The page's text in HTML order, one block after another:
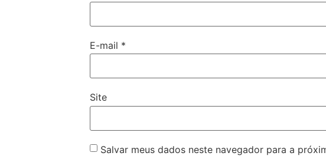
E-mail *
Site
Salvar meus dados neste navegador para a